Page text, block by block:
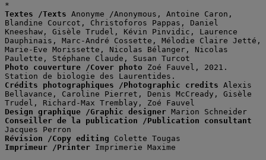
*
Textes /Texts Anonyme /Anonymous, Antoine Caron,
Blandine Courcot, Christoforos Pappas, Daniel
Kneeshaw, Gisèle Trudel, Kévin Pinvidic, Laurence
Dauphinais, Marc-André Cossette, Mélodie Claire Jetté,
Marie-Eve Morissette, Nicolas Bélanger, Nicolas
Paulette, Stéphane Claude, Susan Turcot
Photo couverture /Cover photo Zoé Fauvel, 2021.
Station de biologie des Laurentides.
Crédits photographiques /Photographic credits Alexis
Bellavance, Caroline Pierret, Denis McCready, Gisèle
Trudel, Richard-Max Tremblay, Zoé Fauvel
Design graphique /Graphic designer Marion Schneider
Conseiller de la publication /Publication consultant
Jacques Perron
Révision /Copy editing Colette Tougas
Imprimeur /Printer Imprimerie Maxime